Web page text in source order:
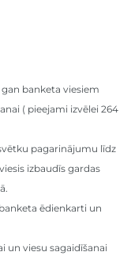
banketa viesiem
( pieejami izvēlei 264
pagarinājumu līdz
izbaudīs gardas
ēdienkarti un
un viesu sagaidīšanai